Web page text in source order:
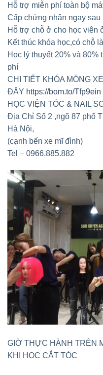
Hỗ trợ miễn phí toàn bộ
Cấp chứng nhận ngay sau
Hỗ trợ chỗ ở cho học viên
Kết thúc khóa học,có chỗ
Học lý thuyết 20% và
phí
CHI TIẾT KHÓA MÓNG
ĐÂY https://bom.to/Tfp9ein
HỌC VIỆN TÓC & NAIL
Địa Chỉ Số 2 ,ngõ 87 phố
Hà Nội,
(cạnh bến xe mĩ đình)
Tel – 0966.885.882
GIỜ THỰC HÀNH TRÊN
KHI HỌC CẮT TÓC